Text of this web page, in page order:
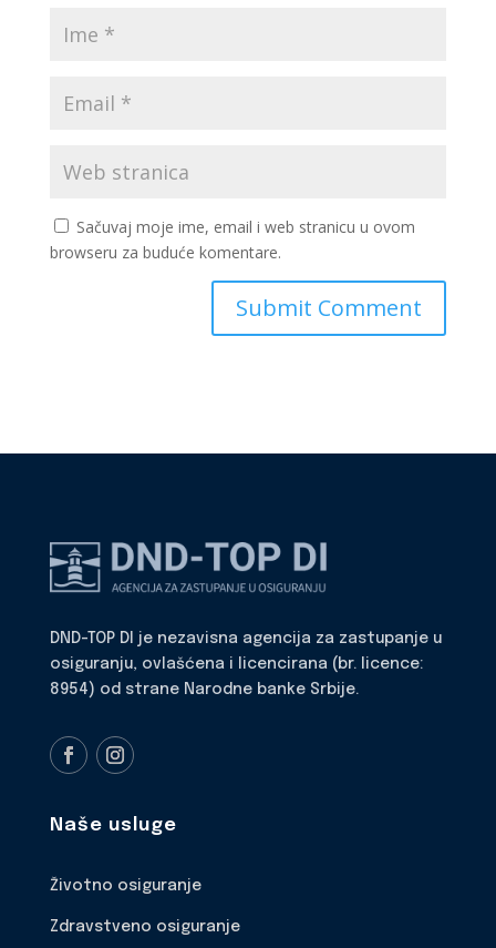
Sačuvaj moje ime, email i web stranicu u ovom
browseru za buduće komentare.
DND-TOP DI je nezavisna agencija za zastupanje u
osiguranju, ovlašćena i licencirana (br. licence:
8954) od strane Narodne banke Srbije.
Naše usluge
Životno osiguranje
Zdravstveno osiguranje